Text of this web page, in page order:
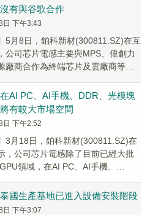
有與谷歌合作
日 下午3:43
5月8日，鉑科新材(300811.SZ)在互
公司芯片電感主要與MPS、偉創力
廠商合作為終端芯片及雲廠商等供
AI PC、AI手機、DDR、光模塊
有較大市場空間
日 下午2:52
3月18日，鉑科新材(300811.SZ)在
，公司芯片電感除了目前已經大批
領域，在AI PC、AI手機、
國生產基地已進入設備安裝階段
日 下午3:07